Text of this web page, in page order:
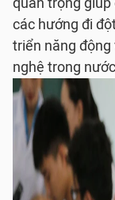
các hướng đi
triển năng động
nghệ trong